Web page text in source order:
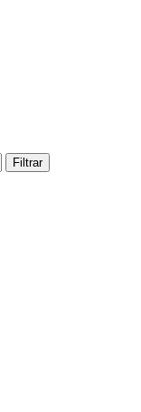
Filtrar